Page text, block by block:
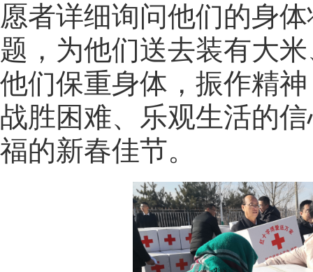
愿者详细询问他们的身
题，为他们送去装有大
他们保重身体，振作精
战胜困难、乐观生活的
福的新春佳节。